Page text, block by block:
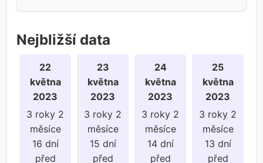
Nejbližší data
22
května
2023
3 roky 2
měsíce
16 dní
před
23
května
2023
3 roky 2
měsíce
15 dní
před
24
května
2023
3 roky 2
měsíce
14 dní
před
25
května
2023
3 roky 2
měsíce
13 dní
před